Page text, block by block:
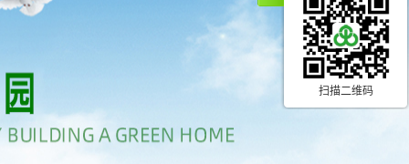
聘 联系我们
扫描二维码